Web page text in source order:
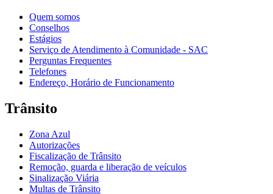
Quem somos
Conselhos
Estágios
Serviço de Atendimento à Comunidade - SAC
Perguntas Frequentes
Telefones
Endereço, Horário de Funcionamento
Trânsito
Zona Azul
Autorizações
Fiscalização de Trânsito
Remoção, guarda e liberação de veículos
Sinalização Viária
Multas de Trânsito